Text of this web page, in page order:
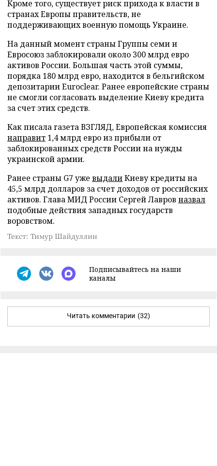
Кроме того, существует риск прихода к власти в
странах Европы правительств, не
поддерживающих военную помощь Украине.
На данный момент страны Группы семи и
Евросоюз заблокировали около 300 млрд евро
активов России. Большая часть этой суммы,
порядка 180 млрд евро, находится в бельгийском
депозитарии Euroclear. Ранее европейские страны
не смогли согласовать выделение Киеву кредита
за счет этих средств.
Как писала газета ВЗГЛЯД, Европейская комиссия
направит 1,4 млрд евро из прибыли от
заблокированных средств России на нужды
украинской армии.
Ранее страны G7 уже выдалиКиеву кредиты на
45,5 млрд долларов за счет доходов от российских
активов. Глава МИД России Сергей Лавров назвал
подобные действия западных государств
воровством.
Текст: Тимур Шайдуллин
Подписывайтесь на наши
каналы
Читать комментарии (32)